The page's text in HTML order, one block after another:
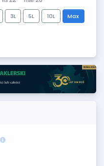
3L 5L 10L Max